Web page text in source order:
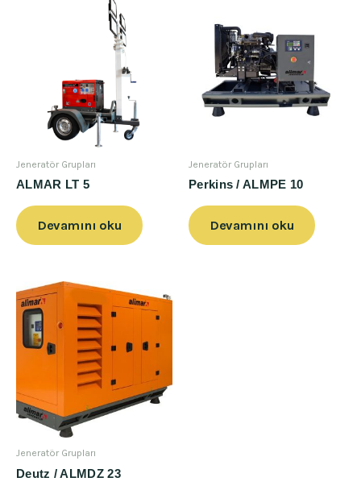
Jeneratör Grupları
ALMAR LT 5
Devamını oku
Jeneratör Grupları
Perkins / ALMPE 10
Devamını oku
Jeneratör Grupları
Deutz / ALMDZ 23